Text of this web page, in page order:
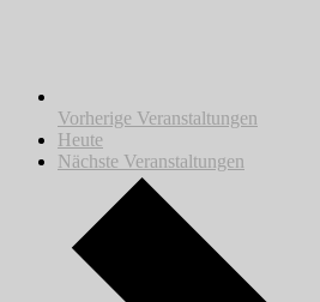
Vorherige Veranstaltungen
Heute
Nächste Veranstaltungen